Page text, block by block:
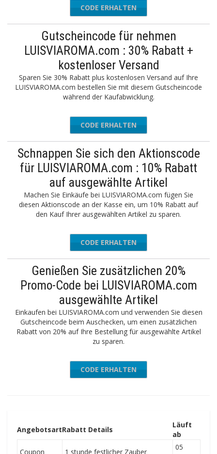
MARCH10
CODE ERHALTEN
Gutscheincode für nehmen
LUISVIAROMA.com : 30% Rabatt +
kostenloser Versand
Sparen Sie 30% Rabatt plus kostenlosen Versand auf Ihre
LUISVIAROMA.com bestellen Sie mit diesem Gutscheincode
während der Kaufabwicklung.
NITED30
CODE ERHALTEN
Schnappen Sie sich den Aktionscode
für LUISVIAROMA.com : 10% Rabatt
auf ausgewählte Artikel
Machen Sie Einkäufe bei LUISVIAROMA.com fügen Sie
diesen Aktionscode an der Kasse ein, um 10% Rabatt auf
den Kauf Ihrer ausgewählten Artikel zu sparen.
WEB10
CODE ERHALTEN
Genießen Sie zusätzlichen 20%
Promo-Code bei LUISVIAROMA.com
ausgewählte Artikel
Einkaufen bei LUISVIAROMA.com und verwenden Sie diesen
Gutscheincode beim Auschecken, um einen zusätzlichen
Rabatt von 20% auf Ihre Bestellung für ausgewählte Artikel
zu sparen.
EXTRA20
CODE ERHALTEN
AngebotsartRabatt Details
Läuft
ab
Coupon
1 stunde festlicher Zauber
05